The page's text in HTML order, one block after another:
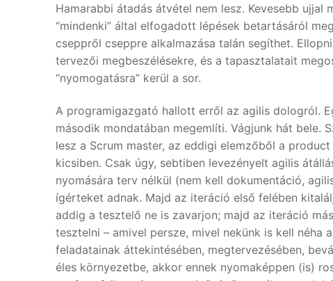
Hamarabbi átadás átvétel nem lesz. Kevesebb
“mindenki” által elfogadott lépések betartásáról
cseppről cseppre alkalmazása talán segíthet.
tervezői megbeszélésekre, és a tapasztalatait
“nyomogatásra” kerül a sor.
A programigazgató hallott erről az agilis dologról.
második mondatában megemlíti. Vágjunk hát
lesz a Scrum master, az eddigi elemzőből a
kicsiben. Csak úgy, sebtiben levezényelt agilis
nyomására terv nélkül (nem kell dokumentáció,
ígérteket adnak. Majd az iteráció első felében
addig a tesztelő ne is zavarjon; majd az iteráció
tesztelni – amivel persze, mivel nekünk is kell néha
feladatainak áttekintésében, megtervezésében,
éles környezetbe, akkor ennek nyomaképpen (is)